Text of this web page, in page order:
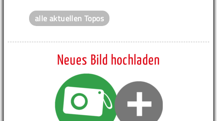
alle aktuellen Topos
Neues Bild hochladen